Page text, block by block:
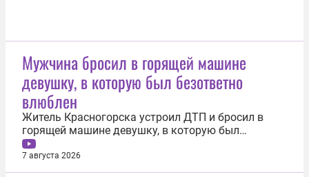
Мужчина бросил в горящей машине
девушку, в которую был безответно
влюблен
Житель Красногорска устроил ДТП и бросил в
горящей машине девушку, в которую был
безответно влюблен. Алексей повез коллегу
Ксению (все имена здесь и далее изменены)
кататься по ночному Подмосковью, попутно
7 августа 2026